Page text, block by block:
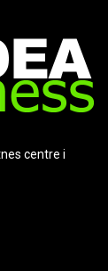
centre i